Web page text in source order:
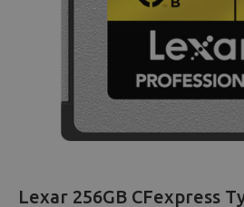
Statieven
Beeld en bewerking
Lexar 256GB CFexpress